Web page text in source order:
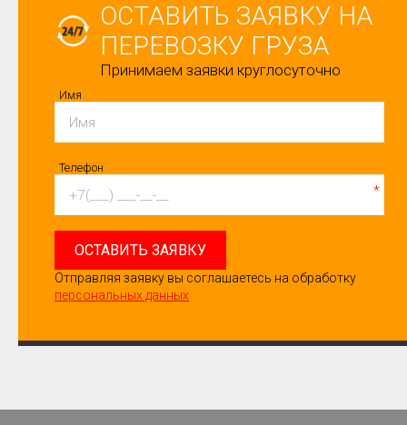
ОСТАВИТЬ ЗАЯВКУ НА
ПЕРЕВОЗКУ ГРУЗА
Принимаем заявки круглосуточно
Имя
Телефон
*
ОСТАВИТЬ ЗАЯВКУ
Отправляя заявку вы соглашаетесь на обработку
персональных данных